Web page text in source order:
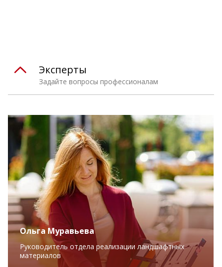
Задайте вопросы профессионалам
Эксперты
Ольга Муравьева
Руководитель отдела реализации ландшафтных
материалов